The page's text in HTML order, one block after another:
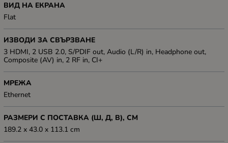
ВИД НА ЕКРАНА
Flat
ИЗВОДИ ЗА СВЪРЗВАНЕ
3 HDMI, 2 USB 2.0, S/PDIF out, Audio (L/R) in, Headphone out,
Composite (AV) in, 2 RF in, CI+
МРЕЖА
Ethernet
РАЗМЕРИ С ПОСТАВКА (Ш, Д, В), СМ
189.2 x 43.0 x 113.1 cm